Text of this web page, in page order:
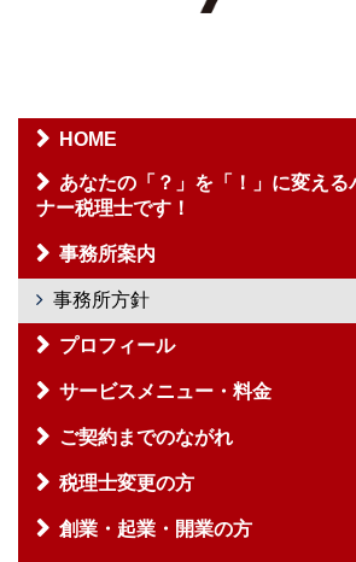
HOME
あなたの「？」を「！」に変える
ナー税理士です！
事務所案内
事務所方針
プロフィール
サービスメニュー・料金
ご契約までのながれ
税理士変更の方
創業・起業・開業の方